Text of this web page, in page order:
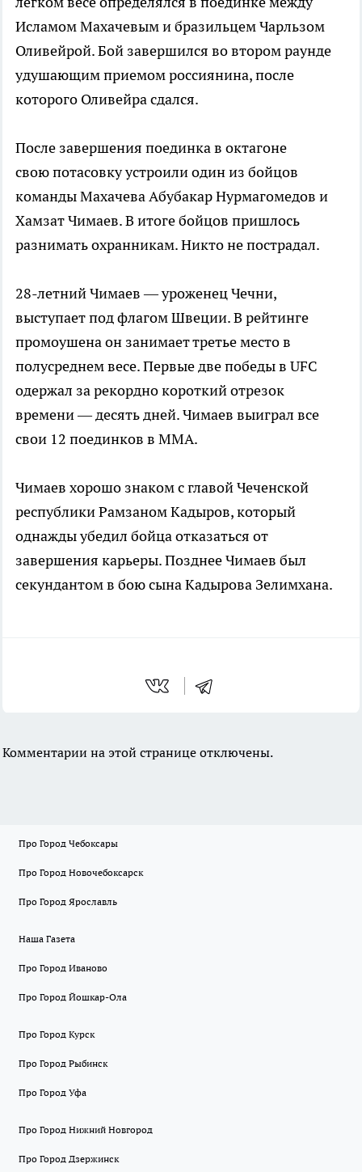
Исламом Махачевым и бразильцем Чарльзом
Оливейрой. Бой завершился во втором раунде
удушающим приемом россиянина, после
которого Оливейра сдался.
После завершения поединка в октагоне
свою потасовку устроили один из бойцов
команды Махачева Абубакар Нурмагомедов и
Хамзат Чимаев. В итоге бойцов пришлось
разнимать охранникам. Никто не пострадал.
28-летний Чимаев — уроженец Чечни,
выступает под флагом Швеции. В рейтинге
промоушена он занимает третье место в
полусреднем весе. Первые две победы в UFC
одержал за рекордно короткий отрезок
времени — десять дней. Чимаев выиграл все
свои 12 поединков в ММА.
Чимаев хорошо знаком с главой Чеченской
республики Рамзаном Кадыров, который
однажды убедил бойца отказаться от
завершения карьеры. Позднее Чимаев был
секундантом в бою сына Кадырова Зелимхана.
Комментарии на этой странице отключены.
Про Город Чебоксары
Про Город Новочебоксарск
Про Город Ярославль
Наша Газета
Про Город Иваново
Про Город Йошкар-Ола
Про Город Курск
Про Город Рыбинск
Про Город Уфа
Про Город Нижний Новгород
Про Город Дзержинск